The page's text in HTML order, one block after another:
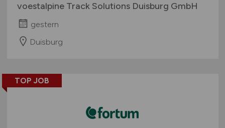
voestalpine Track Solutions Duisburg GmbH
gestern
Duisburg
TOP JOB